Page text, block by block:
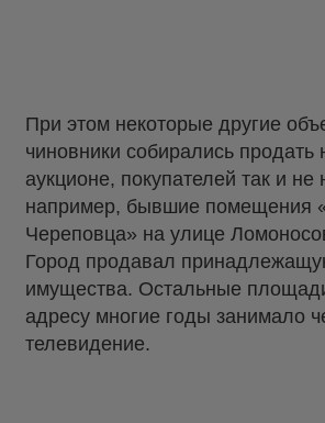
При этом некоторые другие
чиновники собирались продать
аукционе, покупателей так и
например, бывшие помещения
Череповца» на улице
Город продавал
имущества. Остальные
адресу многие годы занимало
телевидение.